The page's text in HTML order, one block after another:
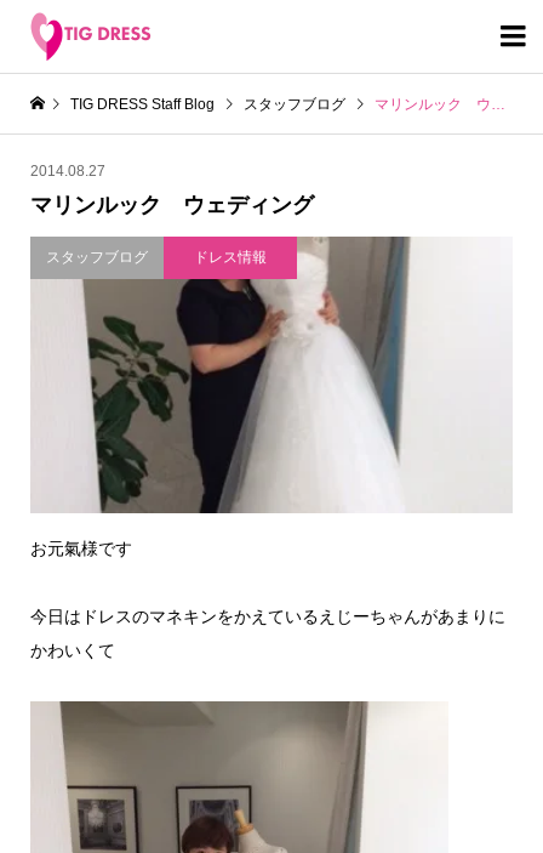

TIG DRESS Staff Blog スタッフブログ マリンルック ウェディング
2014.08.27
マリンルック ウェディング
スタッフブログ ドレス情報
お元氣様です
今日はドレスのマネキンをかえているえじーちゃんがあまりに
かわいくて